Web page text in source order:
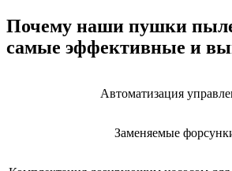
15i
Trolley
Почему наши пушки
самые эффективные и
Автоматизация
Заменяемые